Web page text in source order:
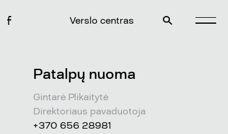
Verslo centras
Patalpų nuoma
Gintarė Plikaitytė
Direktoriaus pavaduotoja
+370 656 28981